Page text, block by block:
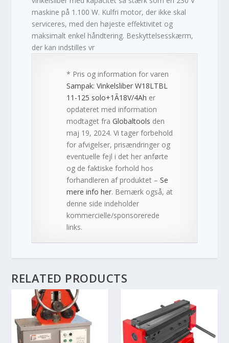
maskine på 1.100 W. Kulfri motor, der ikke skal
serviceres, med den højeste effektivitet og
maksimalt enkel håndtering. Beskyttelsesskærm,
der kan indstilles vr
* Pris og information for varen
Sampak: Vinkelsliber W18LTBL
11-125 solo+1Ã18V/4Ah er
opdateret med information
modtaget fraGlobaltools den
maj 19, 2024. Vi tager forbehold
for afvigelser, prisændringer og
eventuelle fejl i det her anførte
og de faktiske forhold hos
forhandleren af produktet –Se
mere info her. Bemærk også, at
denne side indeholder
kommercielle/sponsorerede
links.
RELATED PRODUCTS